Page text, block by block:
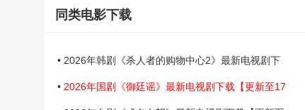
同类电影下载
• 2026年韩剧《杀人者的购物中心2》最新电视剧下
• 2026年国剧《御廷谣》最新电视剧下载【更新至17